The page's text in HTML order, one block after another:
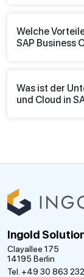
Welche
SAP Business
Was ist der
und Cloud in
Ingold
Clayallee 175
14195 Berlin
Tel. +49 30 863